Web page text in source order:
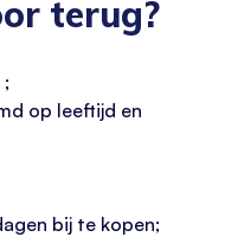
terug?
;
op leeftijd en
bij te kopen;